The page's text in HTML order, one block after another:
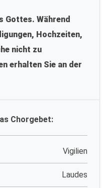
Gottes. Während
Hochzeiten,
nicht zu
erhalten Sie an der
Chorgebet:
Vigilien
Laudes